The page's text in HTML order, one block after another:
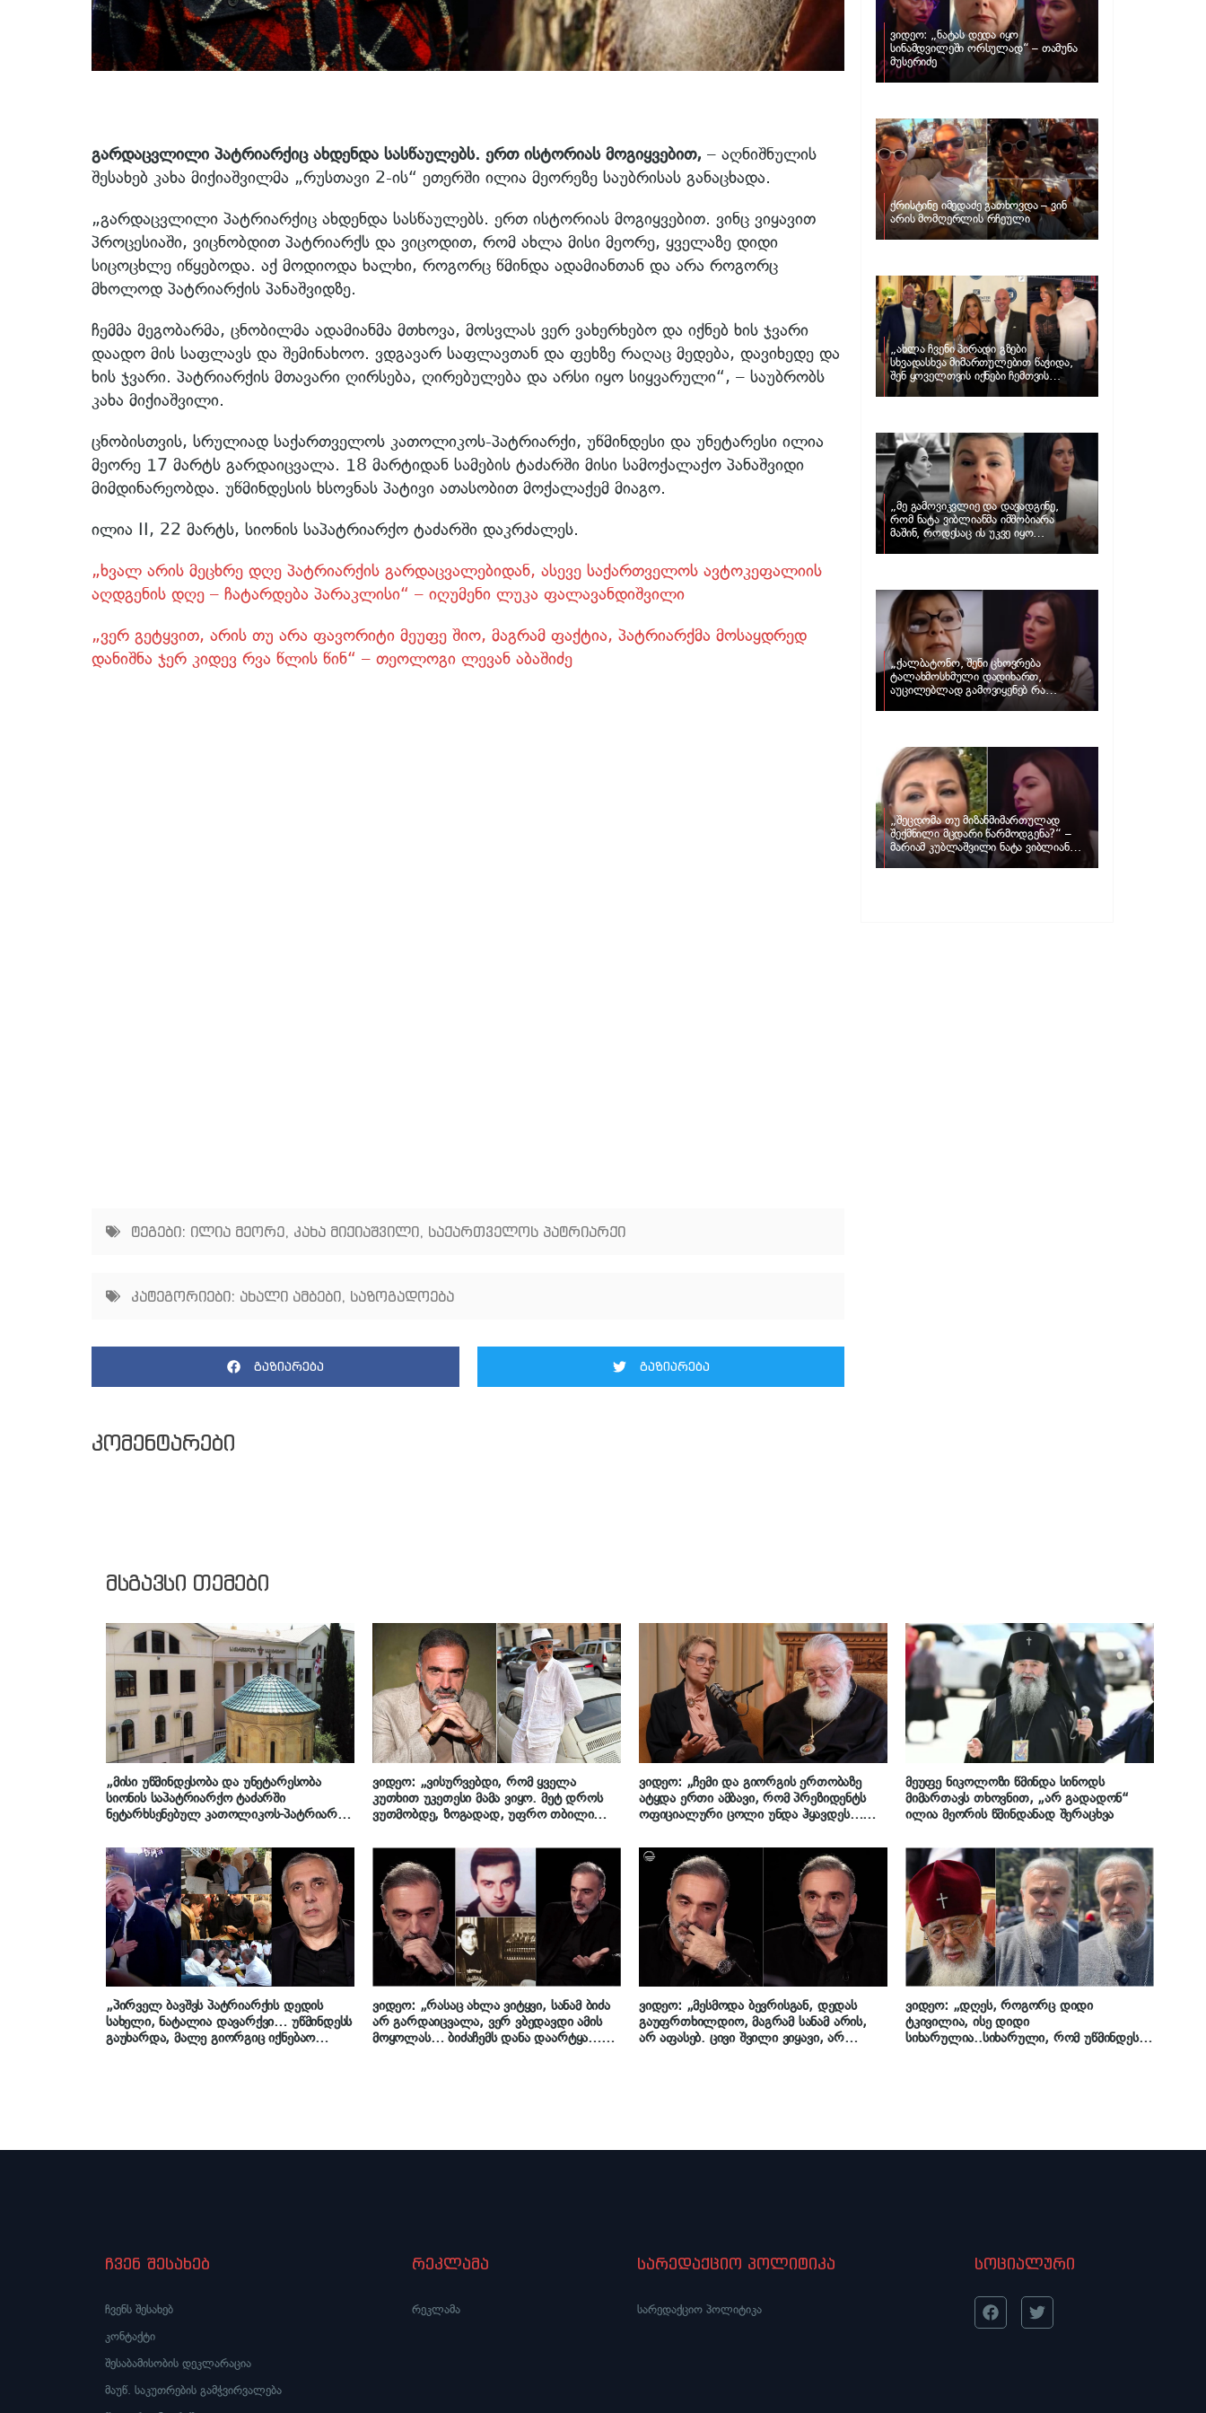
გარდაცვლილი პატრიარქიც ახდენდა სასწაულებს. ერთ ისტორიას მოგიყვებით, – აღნიშნულის
შესახებ კახა მიქიაშვილმა „რუსთავი 2-ის“ ეთერში ილია მეორეზე საუბრისას განაცხადა.
„გარდაცვლილი პატრიარქიც ახდენდა სასწაულებს. ერთ ისტორიას მოგიყვებით. ვინც ვიყავით
პროცესიაში, ვიცნობდით პატრიარქს და ვიცოდით, რომ ახლა მისი მეორე, ყველაზე დიდი
სიცოცხლე იწყებოდა. აქ მოდიოდა ხალხი, როგორც წმინდა ადამიანთან და არა როგორც
მხოლოდ პატრიარქის პანაშვიდზე.
ჩემმა მეგობარმა, ცნობილმა ადამიანმა მთხოვა, მოსვლას ვერ ვახერხებო და იქნებ ხის ჯვარი
დაადო მის საფლავს და შემინახოო. ვდგავარ საფლავთან და ფეხზე რაღაც მედება, დავიხედე და
ხის ჯვარი. პატრიარქის მთავარი ღირსება, ღირებულება და არსი იყო სიყვარული“, – საუბრობს
კახა მიქიაშვილი.
ცნობისთვის, სრულიად საქართველოს კათოლიკოს-პატრიარქი, უწმინდესი და უნეტარესი ილია
მეორე 17 მარტს გარდაიცვალა. 18 მარტიდან სამების ტაძარში მისი სამოქალაქო პანაშვიდი
მიმდინარეობდა. უწმინდესის ხსოვნას პატივი ათასობით მოქალაქემ მიაგო.
ილია II, 22 მარტს, სიონის საპატრიარქო ტაძარში დაკრძალეს.
„ხვალ არის მეცხრე დღე პატრიარქის გარდაცვალებიდან, ასევე საქართველოს ავტოკეფალიის
აღდგენის დღე – ჩატარდება პარაკლისი“ – იღუმენი ლუკა ფალავანდიშვილი
„ვერ გეტყვით, არის თუ არა ფავორიტი მეუფე შიო, მაგრამ ფაქტია, პატრიარქმა მოსაყდრედ
დანიშნა ჯერ კიდევ რვა წლის წინ“ – თეოლოგი ლევან აბაშიძე
ტეგები: ილია მეორე, კახა მიქიაშვილი, საქართველოს პატრიარქი
კატეგორიები: ახალი ამბები, საზოგადოება
გაზიარება გაზიარება
კომენტარები
ვიდეო: „ნატას დედა იყო
სინამდვილეში ორსულად“ – თამუნა
მუსერიძე
ქრისტინე იმედაძე გათხოვდა – ვინ
არის მომღერლის რჩეული
„ახლა ჩვენი პირადი გზები
სხვადასხვა მიმართულებით წავიდა,
შენ ყოველთვის იქნები ჩემთვის
შთაგონების წყარო“ – ნუცა ბუზალაძე
„მე გამოვიკვლიე და დავადგინე,
რომ ნატა ვიბლიანმა იმშობიარა
მაშინ, როდესაც ის უკვე იყო
სრულწლოვანი და არა 14 წლის…“
„ქალბატონო, შენი ცხოვრება
ტალახმოსხმული დადიხართ,
აუცილებლად გამოვიყენებ რა
ინფორმაციაც მაქვს“… – რა
მარიამ კუბლაშვილი
„შეცდომა თუ მიზანმიმართულად
შექმნილი მცდარი წარმოდგენა?“ –
მარიამ კუბლაშვილი ნატა ვიბლიანის
საქმეზე ვიდეომიმართვას ავრცელებს
მსგავსი თემები
„მისი უწმინდესობა და უნეტარესობა
სიონის საპატრიარქო ტაძარში
ნეტარხსენებულ კათოლიკოს-პატრიარქ
პანაშვიდს გადაიხდის“ – საქართველოს
საპატრიარქო ინფორმაციას ავრცელებს
ვიდეო: „ვისურვებდი, რომ ყველა
კუთხით უკეთესი მამა ვიყო. მეტ დროს
ვუთმობდე, ზოგადად, უფრო თბილი
ქალიშვილებთან კახა მიქიაშვილს
ვიდეო: „ჩემი და გიორგის ერთობაზე
ატყდა ერთი ამბავი, რომ პრეზიდენტს
ოფიციალური ცოლი უნდა ჰყავდეს…
მეუბნება, რომ მთავარი სიყვარულია…“
– როგორ გააოგნა მაკა ჩიჩუა
საქართველოს პატრიარქმა, ილია
მეორემ
მეუფე ნიკოლოზი წმინდა სინოდს
მიმართავს თხოვნით, „არ გადადონ“
ილია მეორის წმინდანად შერაცხვა
„პირველ ბავშვს პატრიარქის დედის
სახელი, ნატალია დავარქვი… უწმინდესს
გაუხარდა, მალე გიორგიც იქნებაო
ვიდეო: „რასაც ახლა ვიტყვი, სანამ ბიძა
არ გარდაიცვალა, ვერ ვბედავდი ამის
მოყოლას… ბიძაჩემს დანა დაარტყა…
ვიდეო: „მესმოდა ბევრისგან, დედას
გაუფრთხილდიო, მაგრამ სანამ არის,
არ აფასებ. ცივი შვილი ვიყავი, არ
ვიდეო: „დღეს, როგორც დიდი
ტკივილია, ისე დიდი
სიხარულია..სიხარული, რომ უწმინდესი
ჩვენ შესახებ
ჩვენს შესახებ
კონტაქტი
შესაბამისობის დეკლარაცია
მაუწ. საკუთრების გამჭვირვალება
რეკლამა
რეკლამა
სარედაქციო პოლიტიკა
სარედაქციო პოლიტიკა
სოციალური